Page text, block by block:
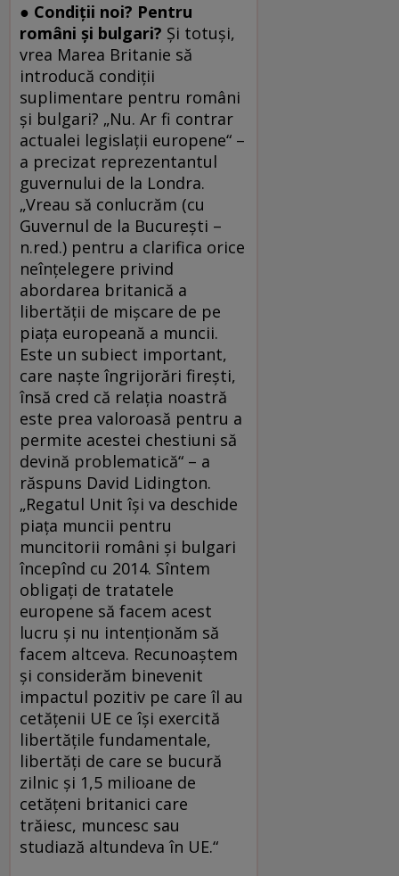
● Condiţii noi? Pentru
români şi bulgari? Şi totuşi,
vrea Marea Britanie să
introducă condiţii
suplimentare pentru români
şi bulgari? „Nu. Ar fi contrar
actualei legislaţii europene“ –
a precizat reprezentantul
guvernului de la Londra.
„Vreau să conlucrăm (cu
Guvernul de la Bucureşti –
n.red.) pentru a clarifica orice
neînţelegere privind
abordarea britanică a
libertăţii de mişcare de pe
piaţa europeană a muncii.
Este un subiect important,
care naşte îngrijorări fireşti,
însă cred că relaţia noastră
este prea valoroasă pentru a
permite acestei chestiuni să
devină problematică“ – a
răspuns David Lidington.
„Regatul Unit îşi va deschide
piaţa muncii pentru
muncitorii români şi bulgari
începînd cu 2014. Sîntem
obligaţi de tratatele
europene să facem acest
lucru şi nu intenţionăm să
facem altceva. Recunoaştem
şi considerăm binevenit
impactul pozitiv pe care îl au
cetăţenii UE ce îşi exercită
libertăţile fundamentale,
libertăţi de care se bucură
zilnic şi 1,5 milioane de
cetăţeni britanici care
trăiesc, muncesc sau
studiază altundeva în UE.“